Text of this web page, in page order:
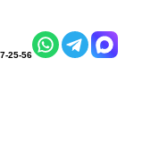
25-56